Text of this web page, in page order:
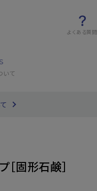
よくある質問
いて
固形石鹸］